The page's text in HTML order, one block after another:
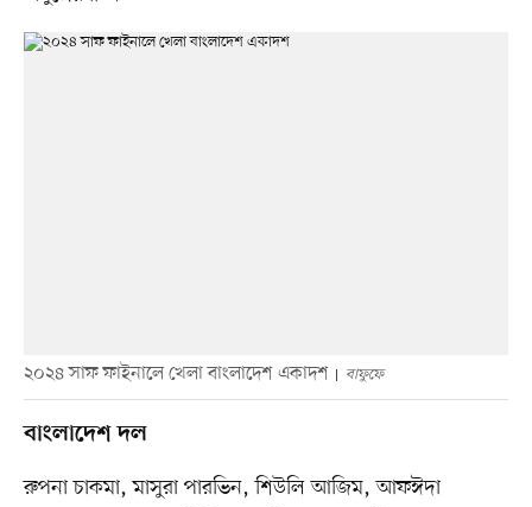
২০২৪ সাফ ফাইনালে খেলা বাংলাদেশ একাদশ বাফুফে
বাংলাদেশ দল
রুপনা চাকমা, মাসুরা পারভিন, শিউলি আজিম, আফঈদা